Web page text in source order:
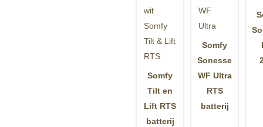
Somfy
Tilt en
Lift RTS
batterij
Somfy
Sonesse
WF Ultra
RTS
batterij